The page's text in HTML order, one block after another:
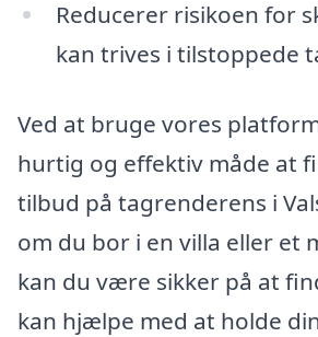
Reducerer risikoen for
kan trives i tilstoppede
Ved at bruge vores
hurtig og effektiv måde at
tilbud på tagrenderens i
om du bor i en villa eller et
kan du være sikker på at
kan hjælpe med at holde